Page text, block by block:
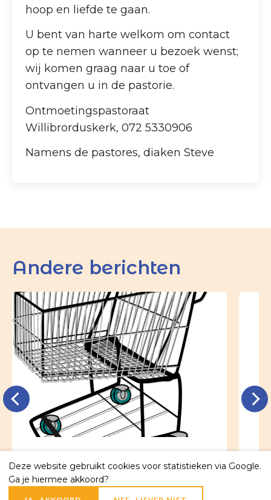
hoop en liefde te gaan.
U bent van harte welkom om contact
op te nemen wanneer u bezoek wenst;
wij komen graag naar u toe of
ontvangen u in de pastorie.
Ontmoetingspastoraat
Willibrorduskerk, 072 5330906
Namens de pastores, diaken Steve
Andere berichten
11 april 2026 24
Deze website gebruikt cookies voor statistieken via Google.
Ga je hiermee akkoord?